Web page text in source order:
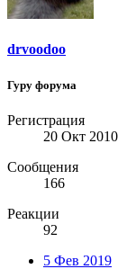
drvoodoo
Гуру форума
Регистрация
20 Окт 2010
Сообщения
166
Реакции
92
5 Фев 2019